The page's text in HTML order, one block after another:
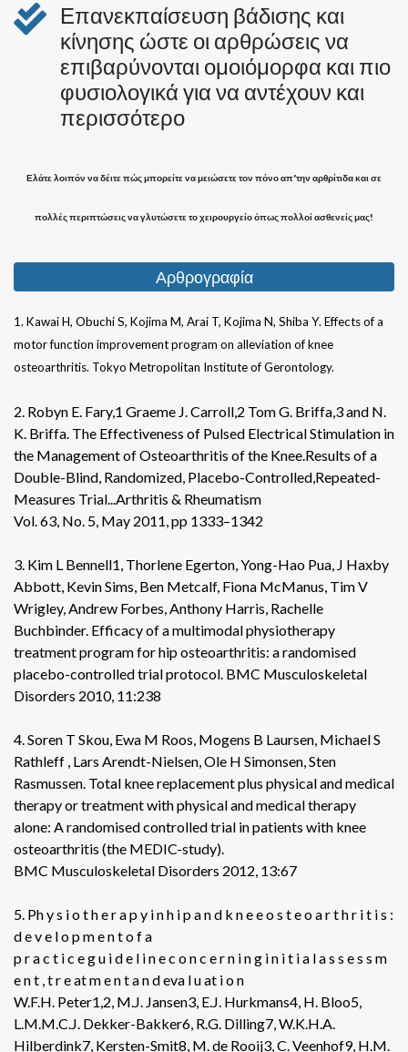
Επανεκπαίσευση βάδισης και
κίνησης ώστε οι αρθρώσεις να
επιβαρύνονται ομοιόμορφα και πιο
φυσιολογικά για να αντέχουν και
περισσότερο
Ελάτε λοιπόν να δέιτε πώς μπορείτε να μειώσετε τον πόνο απ'την αρθρίτιδα και σε
πολλές περιπτώσεις να γλυτώσετε το χειρουργείο όπως πολλοί ασθενείς μας!
Αρθρογραφία
1. Kawai H, Obuchi S, Kojima M, Arai T, Kojima N, Shiba Y. Effects of a
motor function improvement program on alleviation of knee
osteoarthritis. Tokyo Metropolitan Institute of Gerontology.
2. Robyn E. Fary,1 Graeme J. Carroll,2 Tom G. Briffa,3 and N.
K. Briffa. The Effectiveness of Pulsed Electrical Stimulation in
the Management of Osteoarthritis of the Knee.Results of a
Double-Blind, Randomized, Placebo-Controlled,Repeated-
Measures Trial...Arthritis & Rheumatism
Vol. 63, No. 5, May 2011, pp 1333–1342
3. Kim L Bennell1, Thorlene Egerton, Yong-Hao Pua, J Haxby
Abbott, Kevin Sims, Ben Metcalf, Fiona McManus, Tim V
Wrigley, Andrew Forbes, Anthony Harris, Rachelle
Buchbinder. Efficacy of a multimodal physiotherapy
treatment program for hip osteoarthritis: a randomised
placebo-controlled trial protocol. BMC Musculoskeletal
Disorders 2010, 11:238
4. Soren T Skou, Ewa M Roos, Mogens B Laursen, Michael S
Rathleff , Lars Arendt-Nielsen, Ole H Simonsen, Sten
Rasmussen. Total knee replacement plus physical and medical
therapy or treatment with physical and medical therapy
alone: A randomised controlled trial in patients with knee
osteoarthritis (the MEDIC-study).
BMC Musculoskeletal Disorders 2012, 13:67
5. Ph y s i o t h e r a p y i n h i p a n d k n e e o s t e o a r t h r i t i s :
d e v e l o p m e n t o f a
p r a c t i c e g u i d e l i n e c o n c e r n i n g i n i t i a l a s s e s s m
e n t , t r e at m e n t a n d eva l u at i o n
W.F.H. Peter1,2, M.J. Jansen3, E.J. Hurkmans4, H. Bloo5,
L.M.M.C.J. Dekker-Bakker6, R.G. Dilling7, W.K.H.A.
Hilberdink7, Kersten-Smit8, M. de Rooij3, C. Veenhof9, H.M.